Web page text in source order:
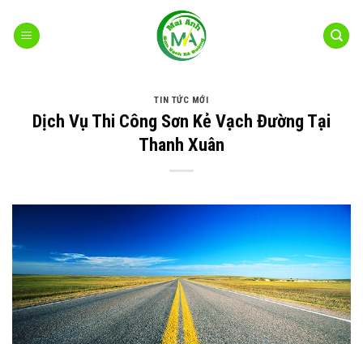
qua
TIN TỨC MỚI
Dịch Vụ Thi Công Sơn Kẻ Vạch Đường Tại
Thanh Xuân